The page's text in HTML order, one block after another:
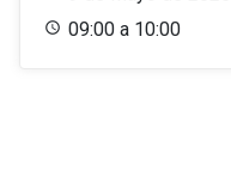
09:00 a 10:00